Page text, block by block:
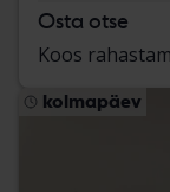
Osta otse
Koos
kolmapäev